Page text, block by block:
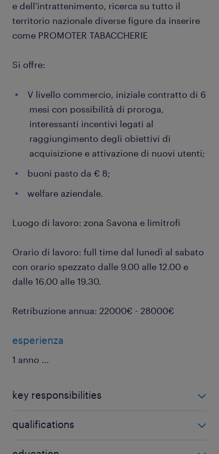
e dell'intrattenimento, ricerca su tutto il
territorio nazionale diverse figure da inserire
come PROMOTER TABACCHERIE
Si offre:
V livello commercio, iniziale contratto di 6
mesi con possibilità di proroga,
interessanti incentivi legati al
raggiungimento degli obiettivi di
acquisizione e attivazione di nuovi utenti;
buoni pasto da € 8;
welfare aziendale.
Luogo di lavoro: zona Savona e limitrofi
Orario di lavoro: full time dal lunedì al sabato
con orario spezzato dalle 9.00 alle 12.00 e
dalle 16.00 alle 19.30.
Retribuzione annua: 22000€ - 28000€
esperienza
1 anno ...
key responsibilities
qualifications